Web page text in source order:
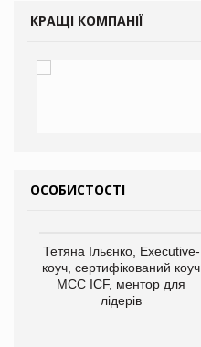
КРАЩІ КОМПАНІЇ
ОСОБИСТОСТІ
Тетяна Ільєнко, Executive-
коуч, сертифікований коуч
МСС ICF, ментор для
лідерів